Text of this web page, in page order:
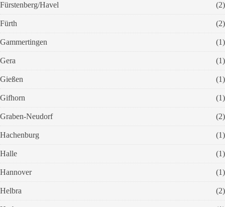
Fürstenberg/Havel (2)
Fürth (2)
Gammertingen (1)
Gera (1)
Gießen (1)
Gifhorn (1)
Graben-Neudorf (2)
Hachenburg (1)
Halle (1)
Hannover (1)
Helbra (2)